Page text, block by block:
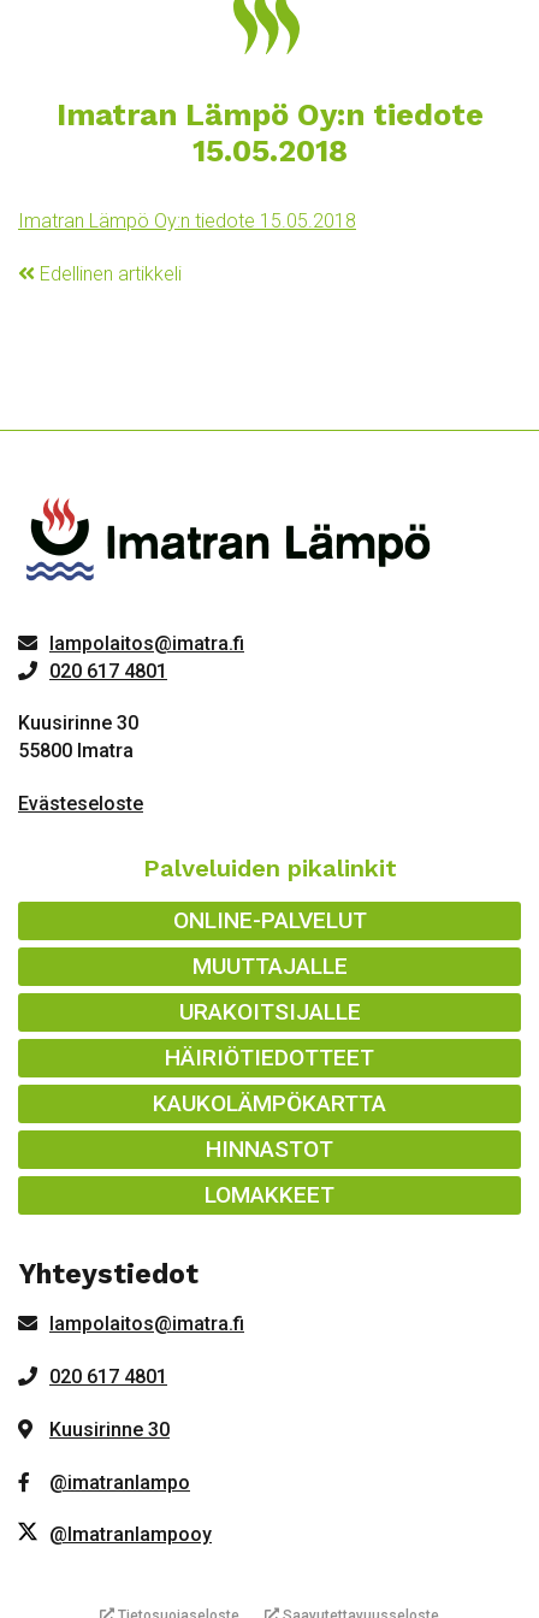
Imatran Lämpö Oy:n tiedote
15.05.2018
Imatran Lämpö Oy:n tiedote 15.05.2018
Edellinen artikkeli
lampolaitos@imatra.fi
020 617 4801
Kuusirinne 30
55800 Imatra
Evästeseloste
Palveluiden pikalinkit
ONLINE-PALVELUT
MUUTTAJALLE
URAKOITSIJALLE
HÄIRIÖTIEDOTTEET
KAUKOLÄMPÖKARTTA
HINNASTOT
LOMAKKEET
Yhteystiedot
lampolaitos@imatra.fi
020 617 4801
Kuusirinne 30
@imatranlampo
@Imatranlampooy